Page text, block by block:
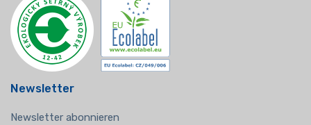
Newsletter
Newsletter abonnieren